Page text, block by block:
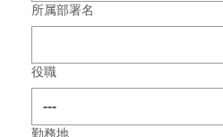
所属部署名
役職
勤務地